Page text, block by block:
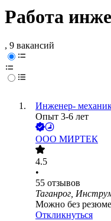
Работа
, 9 вакансий
Инженер-
Опыт 3-6 лет
ООО МИРТЕК
4.5
•
55 отзывов
Таганрог,
Можно без резюме
Откликнуться